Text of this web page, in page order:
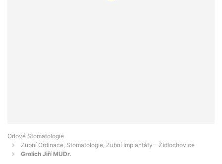
Orlové Stomatologie
Zubní Ordinace, Stomatologie, Zubní Implantáty - Židlochovice
Grolich Jiří MUDr.